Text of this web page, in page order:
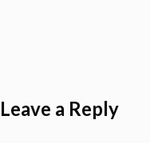
Leave a Reply